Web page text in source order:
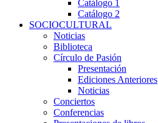
Catálogo 1
Catálogo 2
SOCIOCULTURAL
Noticias
Biblioteca
Círculo de Pasión
Presentación
Ediciones Anteriores
Noticias
Conciertos
Conferencias